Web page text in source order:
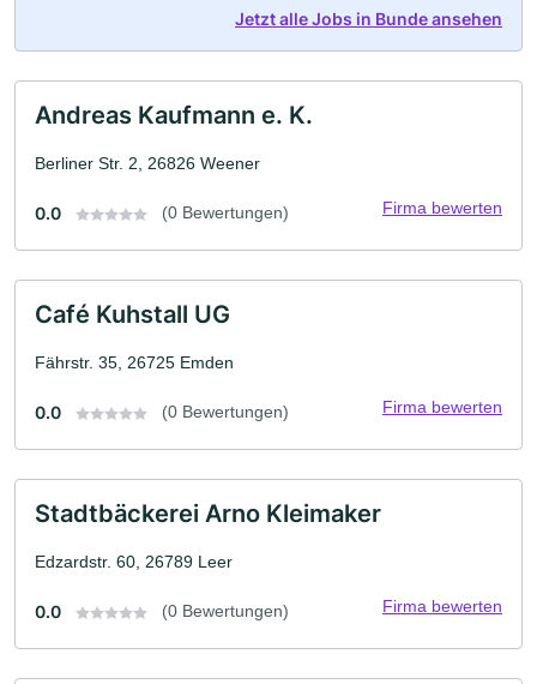
Jetzt alle Jobs in Bunde ansehen
Andreas Kaufmann e. K.
Berliner Str. 2, 26826 Weener
0.0 (0 Bewertungen) Firma bewerten
Café Kuhstall UG
Fährstr. 35, 26725 Emden
0.0 (0 Bewertungen) Firma bewerten
Stadtbäckerei Arno Kleimaker
Edzardstr. 60, 26789 Leer
0.0 (0 Bewertungen) Firma bewerten